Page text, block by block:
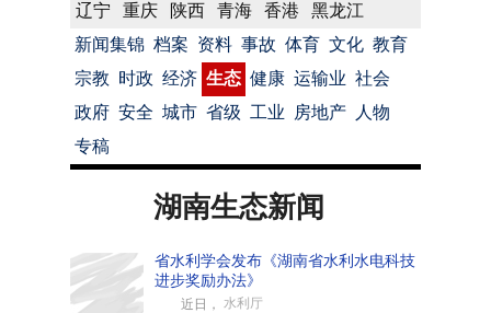
辽宁
重庆 陕西 青海 香港
黑龙江
新闻集锦 档案 资料 事故 体育 文化 教育
宗教 时政 经济 生态 健康 运输业 社会
政府 安全 城市 省级 工业 房地产
人物
专稿
湖南生态新闻
省水利学会发布《湖南省水利水电科技
进步奖励办法》
近日， 水利厅